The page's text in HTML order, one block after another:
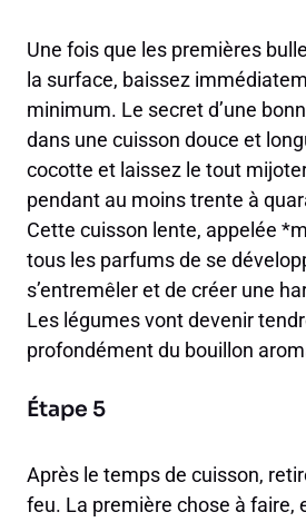
Une fois que les premières
la surface, baissez
minimum. Le secret d’une
dans une cuisson douce et
cocotte et laissez le tout
pendant au moins trente à
Cette cuisson lente, appelée
tous les parfums de se
s’entremêler et de créer une
Les légumes vont devenir
profondément du bouillon
Étape 5
Après le temps de cuisson,
feu. La première chose à faire,